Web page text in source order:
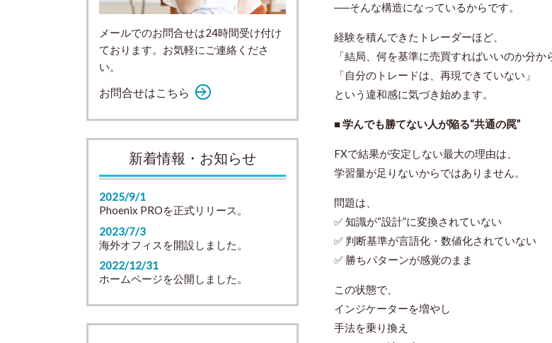
──そんな構造になっているからです。
経験を積んできたトレーダーほど、
「結局、何を基準に売買すればいいのか分か
「自分のトレードは、再現できていない」
という違和感に気づき始めます。
■ 学んでも勝てない人が陥る“共通の罠”
FXで結果が安定しない最大の理由は、
学習量が足りないからではありません。
問題は、
✅ 知識が“設計”に変換されていない
✅ 判断基準が言語化・数値化されていない
✅ 勝ちパターンが感覚のまま
この状態で、
インジケーターを増やし
手法を乗り換え
メールでのお問合せは24時間受け付け
ております。お気軽にご連絡くださ
い。
お問合せはこちら
新着情報・お知らせ
2025/9/1
Phoenix PROを正式リリース。
2023/7/3
海外オフィスを開設しました。
2022/12/31
ホームページを公開しました。